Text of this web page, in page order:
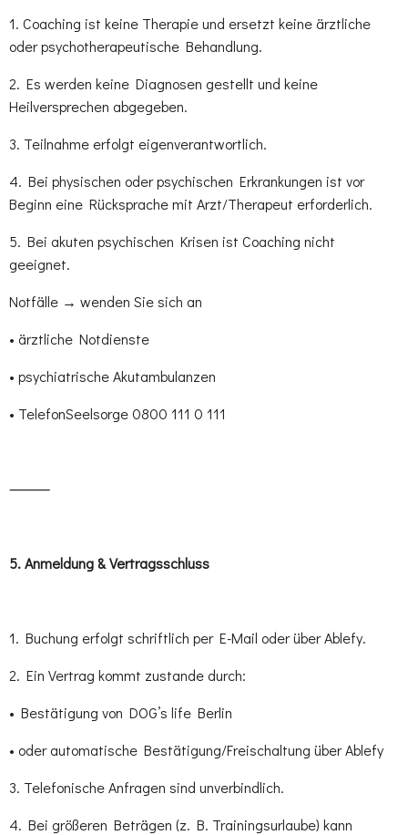
1. Coaching ist keine Therapie und ersetzt keine ärztliche
oder psychotherapeutische Behandlung.
2. Es werden keine Diagnosen gestellt und keine
Heilversprechen abgegeben.
3. Teilnahme erfolgt eigenverantwortlich.
4. Bei physischen oder psychischen Erkrankungen ist vor
Beginn eine Rücksprache mit Arzt/Therapeut erforderlich.
5. Bei akuten psychischen Krisen ist Coaching nicht
geeignet.
Notfälle → wenden Sie sich an
• ärztliche Notdienste
• psychiatrische Akutambulanzen
• TelefonSeelsorge 0800 111 0 111
⸻
5.⁠ ⁠Anmeldung & Vertragsschluss
1. Buchung erfolgt schriftlich per E-Mail oder über Ablefy.
2. Ein Vertrag kommt zustande durch:
• Bestätigung von DOG’s life Berlin
• oder automatische Bestätigung/Freischaltung über Ablefy
3. Telefonische Anfragen sind unverbindlich.
4. Bei größeren Beträgen (z. B. Trainingsurlaube) kann